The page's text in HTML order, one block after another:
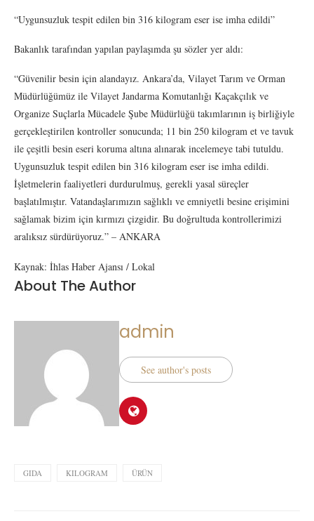
“Uygunsuzluk tespit edilen bin 316 kilogram eser ise imha edildi”
Bakanlık tarafından yapılan paylaşımda şu sözler yer aldı:
“Güvenilir besin için alandayız. Ankara’da, Vilayet Tarım ve Orman
Müdürlüğümüz ile Vilayet Jandarma Komutanlığı Kaçakçılık ve
Organize Suçlarla Mücadele Şube Müdürlüğü takımlarının iş birliğiyle
gerçekleştirilen kontroller sonucunda; 11 bin 250 kilogram et ve tavuk
ile çeşitli besin eseri koruma altına alınarak incelemeye tabi tutuldu.
Uygunsuzluk tespit edilen bin 316 kilogram eser ise imha edildi.
İşletmelerin faaliyetleri durdurulmuş, gerekli yasal süreçler
başlatılmıştır. Vatandaşlarımızın sağlıklı ve emniyetli besine erişimini
sağlamak bizim için kırmızı çizgidir. Bu doğrultuda kontrollerimizi
aralıksız sürdürüyoruz.” – ANKARA
Kaynak: İhlas Haber Ajansı / Lokal
About The Author
admin
See author's posts
GIDA KILOGRAM ÜRÜN